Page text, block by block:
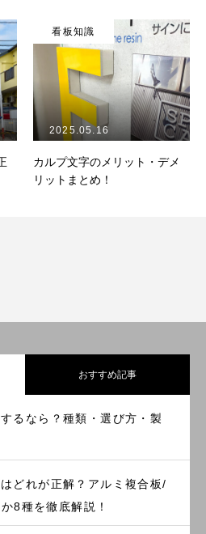
看板知識
カルプ文字のメリット・デメ
リットまとめ！
2025.05.16
おすすめ記事
るなら？種類・選び方・製
どれが正解？アルミ複合板/
8種を徹底解説！